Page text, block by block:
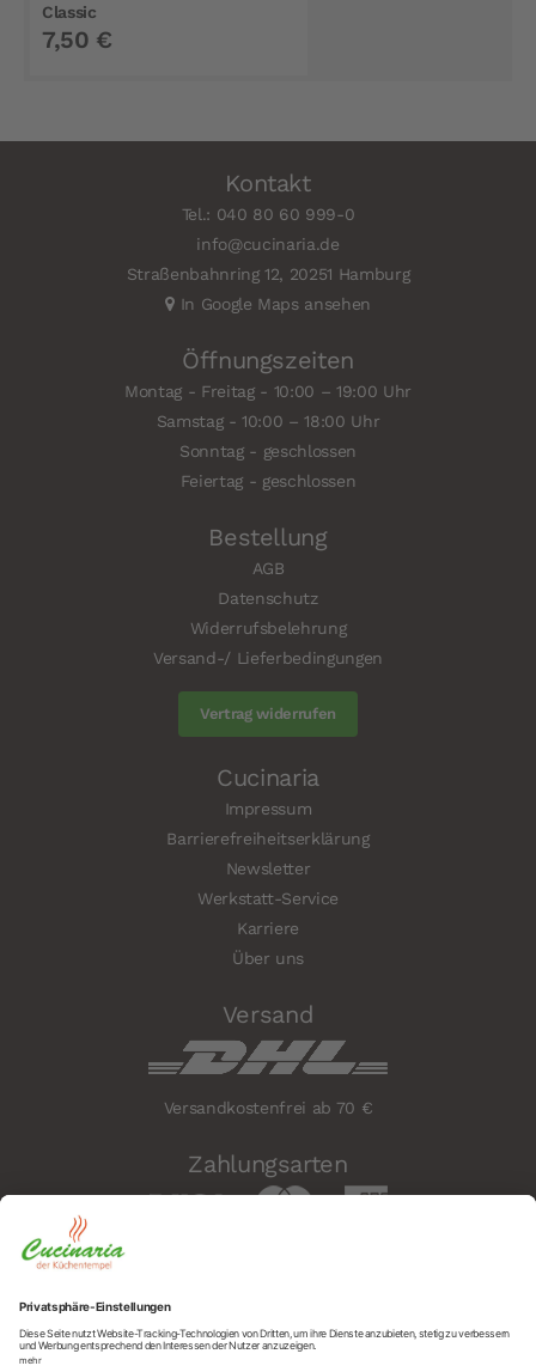
Classic
7,50 €
Kontakt
Tel.: 040 80 60 999-0
info@cucinaria.de
Straßenbahnring 12, 20251 Hamburg
In Google Maps ansehen
Öffnungszeiten
Montag - Freitag - 10:00 – 19:00 Uhr
Samstag - 10:00 – 18:00 Uhr
Sonntag - geschlossen
Feiertag - geschlossen
Bestellung
AGB
Datenschutz
Widerrufsbelehrung
Versand-/ Lieferbedingungen
Vertrag widerrufen
Cucinaria
Impressum
Barrierefreiheitserklärung
Newsletter
Werkstatt-Service
Karriere
Über uns
Versand
Versandkostenfrei ab 70 €
Zahlungsarten
Sicherheit